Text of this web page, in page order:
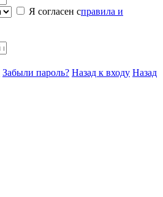
Я согласен справила и
Забыли пароль? Назад к входу Назад